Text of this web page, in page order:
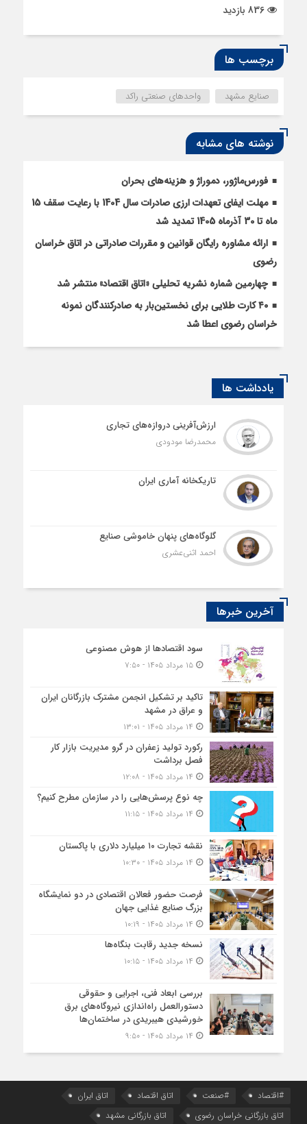
برچسب ها
صنایع مشهد واحدهای صنعتی راکد
نوشته های مشابه
فورس‌ماژور، دموراژ و هزینه‌های بحران
مهلت ایفای تعهدات ارزی صادرات سال 1404 با رعایت سقف 15
ماه تا 30 آذرماه 1405 تمدید شد
ارائه مشاوره رایگان قوانین و مقررات صادراتی در اتاق خراسان
رضوی
چهارمین شماره نشریه تحلیلی «اتاق اقتصاد» منتشر شد
۴۰ کارت طلایی برای نخستین‌بار به صادرکنندگان نمونه
خراسان رضوی اعطا شد
یادداشت ها
ارزش‌آفرینی دروازه‌های تجاری
محمدرضا مودودی
تاریکخانه آماری ایران
گلوگاه‌های پنهان خاموشی صنایع
احمد اثنی‌عشری
آخرین خبرها
سود اقتصاد‌ها از هوش مصنوعی
۱۵ مرداد ۱۴۰۵ - ۷:۵۰
تاکید بر تشکیل انجمن مشترک بازرگانان ایران
و عراق در مشهد
رکورد تولید زعفران در گرو مدیریت بازار کار
فصل برداشت
چه نوع پرسش‌هایی را در سازمان مطرح کنیم؟
نقشه تجارت ۱۰‌ میلیارد دلاری با پاکستان
فرصت حضور فعالان اقتصادی در دو نمایشگاه
بزرگ صنایع غذایی جهان
نسخه جدید رقابت‌ بنگاه‌ها
بررسی ابعاد فنی، اجرایی و حقوقی
دستورالعمل راه‌اندازی نیروگاه‌های برق
خورشیدی هیبریدی در ساختمان‌ها
#اقتصاد #صنعت اتاق اقتصاد
اتاق ایران
اتاق بازرگانی خراسان رضوی
اتاق بازرگانی مشهد